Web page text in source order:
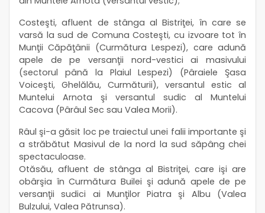
Costeşti, afluent de stânga al Bistriţei, în care se
varsă la sud de Comuna Costeşti, cu izvoare tot în
Munţii Căpăţânii (Curmătura Lespezi), care adună
apele de pe versanţii nord-vestici ai masivului
(sectorul până la Plaiul Lespezi) (Pâraiele Şasa
Voiceşti, Ghelălău, Curmăturii), versantul estic al
Muntelui Arnota şi versantul sudic al Muntelui
Cacova (Pârâul Sec sau Valea Morii).
Râul şi-a găsit loc pe traiectul unei falii importante şi
a străbătut Masivul de la nord la sud săpâng chei
spectaculoase.
Otăsău, afluent de stânga al Bistriţei, care işi are
obârşia în Curmătura Builei şi adună apele de pe
versanţii sudici ai Munţilor Piatra şi Albu (Valea
Bulzului, Valea Pătrunsa).